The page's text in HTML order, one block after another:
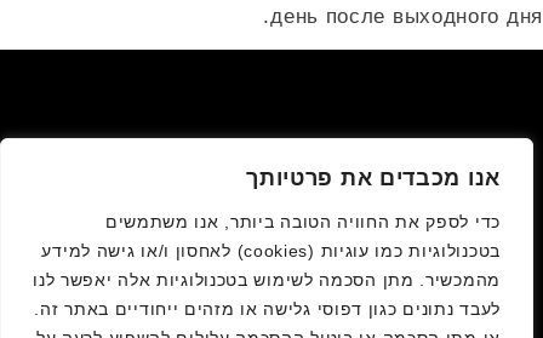
אנו מכבדים את פרטיותך
כדי לספק את החוויה הטובה ביותר, אנו משתמשים
בטכנולוגיות כמו עוגיות (cookies) לאחסון ו/או גישה למידע
מהמכשיר. מתן הסכמה לשימוש בטכנולוגיות אלה יאפשר לנו
לעבד נתונים כגון דפוסי גלישה או מזהים ייחודיים באתר זה.
день после выходного дня.